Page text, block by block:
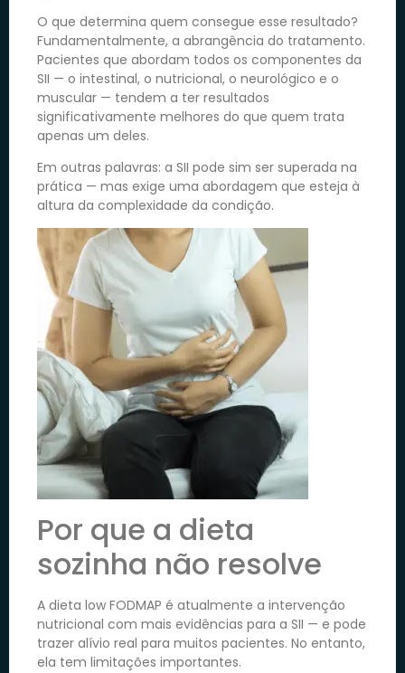
O que determina quem consegue esse resultado?
Fundamentalmente, a abrangência do tratamento.
Pacientes que abordam todos os componentes da
SII — o intestinal, o nutricional, o neurológico e o
muscular — tendem a ter resultados
significativamente melhores do que quem trata
apenas um deles.
Em outras palavras: a SII pode sim ser superada na
prática — mas exige uma abordagem que esteja à
altura da complexidade da condição.
Por que a dieta
sozinha não resolve
A dieta low FODMAP é atualmente a intervenção
nutricional com mais evidências para a SII — e pode
trazer alívio real para muitos pacientes. No entanto,
ela tem limitações importantes.